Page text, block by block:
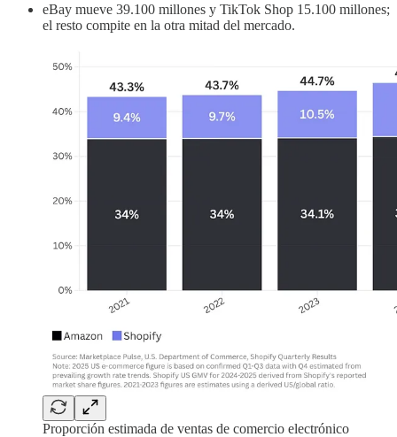
eBay mueve 39.100 millones y TikTok Shop 15.100 millones;
el resto compite en la otra mitad del mercado.
Proporción estimada de ventas de comercio electrónico